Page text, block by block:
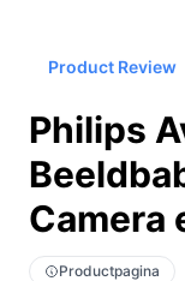
Product Review
Philips
Camera
Productpagina